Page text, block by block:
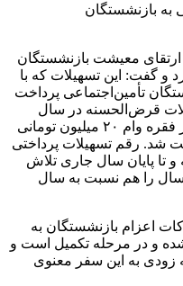
تومانی به بازنشستگان
معیشت بازنشستگان
و گفت: این تسهیلات که با
تأمین‌اجتماعی پرداخت
قرض‌الحسنه در سال
جاری است. در سال گذشته ۲۵۹ هزار فقره وام ۲۰ میلیون تومانی
شد. رقم تسهیلات پرداختی
یافته و تا پایان سال جاری تلاش
را هم نسبت به سال
اعزام بازنشستگان به
و در مرحله تکمیل است و
زودی به این سفر معنوی